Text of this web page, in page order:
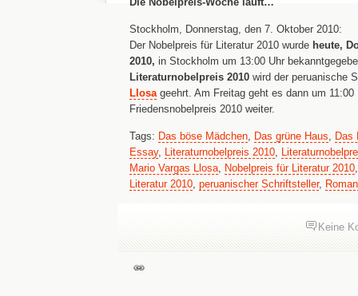
Stockholm, Donnerstag, den 7. Oktober 2010:
Der Nobelpreis für Literatur 2010 wurde heute,
2010, in Stockholm um 13:00 Uhr
Literaturnobelpreis 2010 wird der peruanische
Llosa geehrt. Am Freitag geht es dann um 11:00
Friedensnobelpreis 2010 weiter.
Tags: Das böse Mädchen, Das grüne Haus, Das
Essay, Literaturnobelpreis 2010,
Mario Vargas Llosa, Nobelpreis für Literatur 2010
Literatur 2010, peruanischer Schriftsteller,
Keine